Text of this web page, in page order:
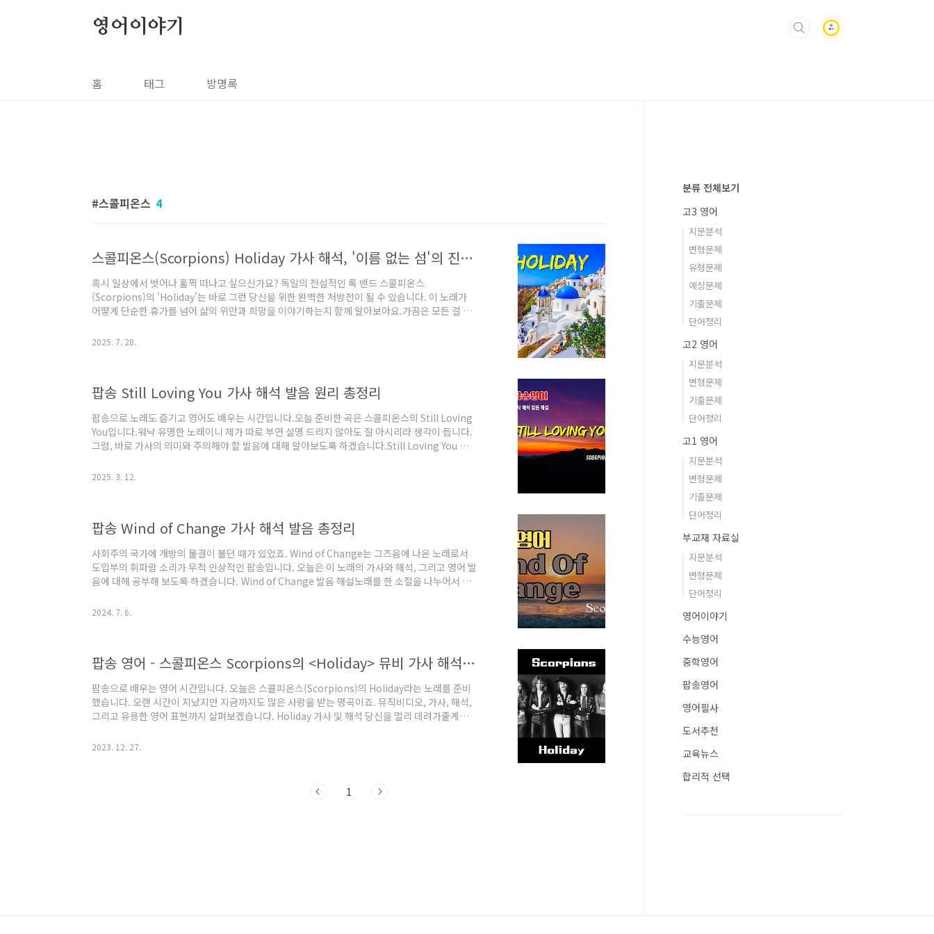
영어이야기
홈 태그 방명록
스콜피온스 4
스콜피온스(Scorpions) Holiday 가사 해석, '이름 없는 섬'의 진짜 의미는?
혹시 일상에서 벗어나 훌쩍 떠나고 싶으신가요? 독일의 전설적인 록 밴드 스콜피온스
(Scorpions)의 'Holiday'는 바로 그런 당신을 위한 완벽한 처방전이 될 수 있습니다. 이 노래가
어떻게 단순한 휴가를 넘어 삶의 위안과 희망을 이야기하는지 함께 알아보아요.가끔은 모든 걸 훌
햇살과 사랑이 가득한 곳을 꿈꾸게 될 때, 제 머릿속에는 항상 이 노래가 맴돌더라고요. 바로 스콜
2025. 7. 28.
팝송 Still Loving You 가사 해석 발음 원리 총정리
팝송으로 노래도 즐기고 영어도 배우는 시간입니다.오늘 준비한 곡은 스콜피온스의 Still Loving
You입니다.워낙 유명한 노래이니 제가 따로 부연 설명 드리지 않아도 잘 아시리라 생각이 듭니다.
그럼, 바로 가사의 의미와 주의해야 할 발음에 대해 알아보도록 하겠습니다.Still Loving You 가사
다.영어 문장을 반복해서 읽듯이 노래 가사를 여러 번 소리 내어 읽게 되면 영어 실력이 빠르게 향
2025. 3. 12.
팝송 Wind of Change 가사 해석 발음 총정리
사회주의 국가에 개방의 물결이 불던 때가 있었죠. Wind of Change는 그즈음에 나온 노래로서
도입부의 휘파람 소리가 무척 인상적인 팝송입니다. 오늘은 이 노래의 가사와 해석, 그리고 영어 발
음에 대해 공부해 보도록 하겠습니다. Wind of Change 발음 해설노래를 한 소절을 나누어서 발
는 바람입니다. Wind of Change 듣고 따라 하기위의 영상에서 발음의 원리를 이해했다면 이번
2024. 7. 6.
팝송 영어 - 스콜피온스 Scorpions의 <Holiday> 뮤비 가사 해석 유용한 영어 표현 배우기
팝송으로 배우는 영어 시간입니다. 오늘은 스콜피온스(Scorpions)의 Holiday라는 노래를 준비
했습니다. 오랜 시간이 지났지만 지금까지도 많은 사랑을 받는 명곡이죠. 뮤직비디오, 가사, 해석,
그리고 유용한 영어 표현까지 살펴보겠습니다. Holiday 가사 및 해석 당신을 멀리 데려가줄게요
가겠습니다 Let me take you far away 당신은 휴식을 원할거예요 You'd like a holiday 당신
2023. 12. 27.
1
분류 전체보기
고3 영어
지문분석
변형문제
유형문제
예상문제
기출문제
단어정리
고2 영어
지문분석
변형문제
기출문제
단어정리
고1 영어
지문분석
변형문제
기출문제
단어정리
부교재 자료실
지문분석
변형문제
단어정리
영어이야기
수능영어
중학영어
팝송영어
영어필사
도서추천
교육뉴스
합리적 선택